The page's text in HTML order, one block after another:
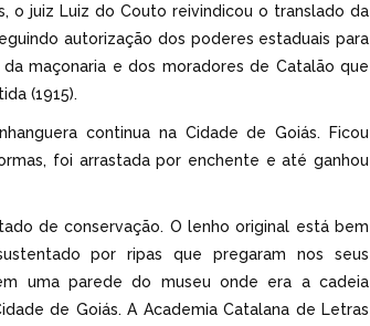
o juiz Luiz do Couto reivindicou o translado da
autorização dos poderes estaduais para
maçonaria e dos moradores de Catalão que
(1915).
continua na Cidade de Goiás. Ficou
foi arrastada por enchente e até ganhou
de conservação. O lenho original está bem
por ripas que pregaram nos seus
uma parede do museu onde era a cadeia
de Goiás. A Academia Catalana de Letras